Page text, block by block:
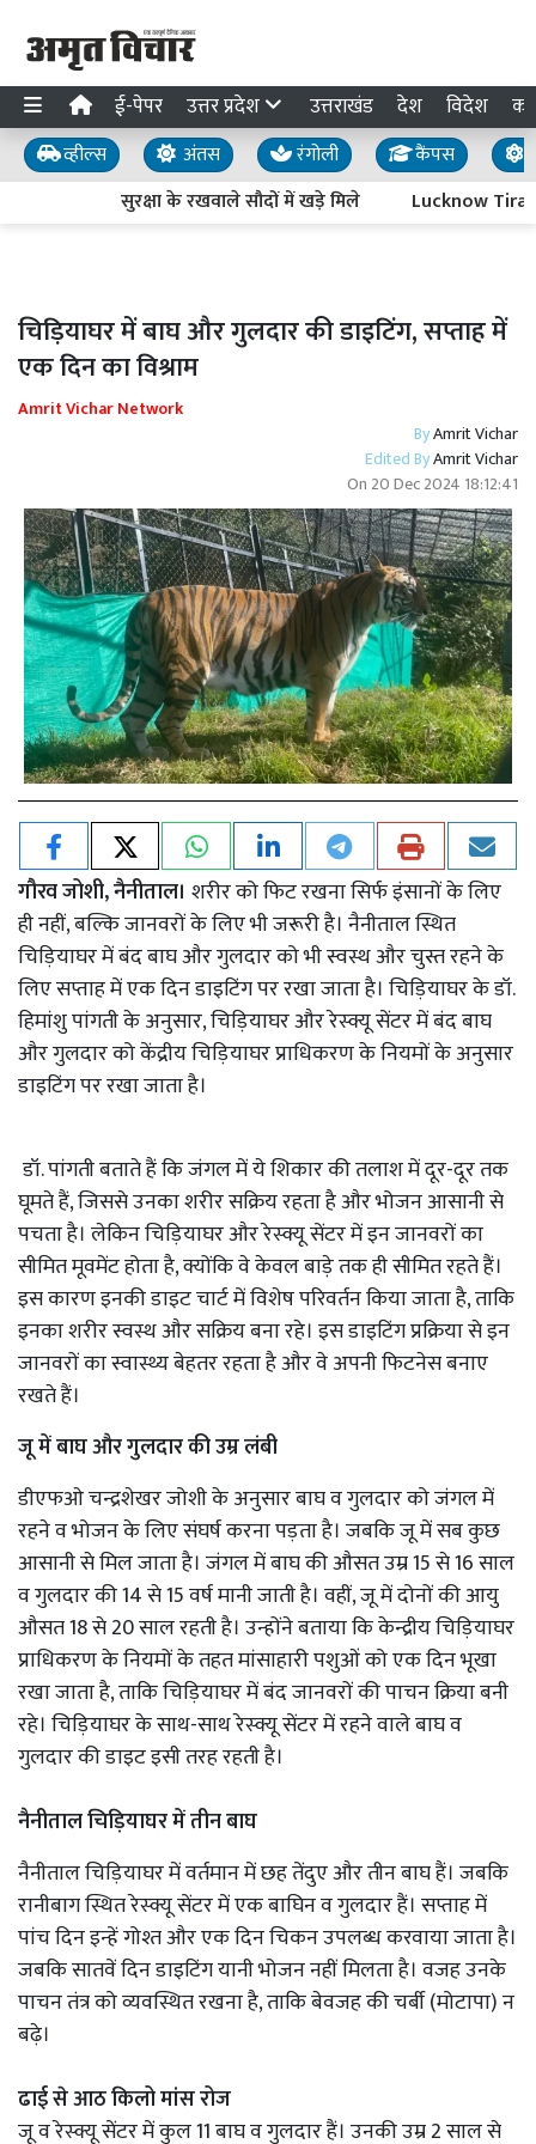
ई-पेपर उत्तर प्रदेश उत्तराखंड देश विदेश
व्हील्स अंतस रंगोली कैंपस
सुरक्षा के रखवाले सौदों में खड़े मिले
Lucknow
चिड़ियाघर में बाघ और गुलदार की डाइटिंग, सप्ताह में
एक दिन का विश्राम
Amrit Vichar Network
ByAmrit Vichar
Edited ByAmrit Vichar
On 20 Dec 2024 18:12:41
गौरव जोशी, नैनीताल। शरीर को फिट रखना सिर्फ इंसानों के लिए
ही नहीं, बल्कि जानवरों के लिए भी जरूरी है। नैनीताल स्थित
चिड़ियाघर में बंद बाघ और गुलदार को भी स्वस्थ और चुस्त रहने के
लिए सप्ताह में एक दिन डाइटिंग पर रखा जाता है। चिड़ियाघर के डॉ.
हिमांशु पांगती के अनुसार, चिड़ियाघर और रेस्क्यू सेंटर में बंद बाघ
और गुलदार को केंद्रीय चिड़ियाघर प्राधिकरण के नियमों के अनुसार
डाइटिंग पर रखा जाता है।
डॉ. पांगती बताते हैं कि जंगल में ये शिकार की तलाश में दूर-दूर तक
घूमते हैं, जिससे उनका शरीर सक्रिय रहता है और भोजन आसानी से
पचता है। लेकिन चिड़ियाघर और रेस्क्यू सेंटर में इन जानवरों का
सीमित मूवमेंट होता है, क्योंकि वे केवल बाड़े तक ही सीमित रहते हैं।
इस कारण इनकी डाइट चार्ट में विशेष परिवर्तन किया जाता है, ताकि
इनका शरीर स्वस्थ और सक्रिय बना रहे। इस डाइटिंग प्रक्रिया से इन
जानवरों का स्वास्थ्य बेहतर रहता है और वे अपनी फिटनेस बनाए
रखते हैं।
जू में बाघ और गुलदार की उम्र लंबी
डीएफओ चन्द्रशेखर जोशी के अनुसार बाघ व गुलदार को जंगल में
रहने व भोजन के लिए संघर्ष करना पड़ता है। जबकि जू में सब कुछ
आसानी से मिल जाता है। जंगल में बाघ की औसत उम्र 15 से 16 साल
व गुलदार की 14 से 15 वर्ष मानी जाती है। वहीं, जू में दोनों की आयु
औसत 18 से 20 साल रहती है। उन्होंने बताया कि केन्द्रीय चिड़ियाघर
प्राधिकरण के नियमों के तहत मांसाहारी पशुओं को एक दिन भूखा
रखा जाता है, ताकि चिड़ियाघर में बंद जानवरों की पाचन क्रिया बनी
रहे। चिड़ियाघर के साथ-साथ रेस्क्यू सेंटर में रहने वाले बाघ व
गुलदार की डाइट इसी तरह रहती है।
नैनीताल चिड़ियाघर में तीन बाघ
नैनीताल चिड़ियाघर में वर्तमान में छह तेंदुए और तीन बाघ हैं। जबकि
रानीबाग स्थित रेस्क्यू सेंटर में एक बाघिन व गुलदार हैं। सप्ताह में
पांच दिन इन्हें गोश्त और एक दिन चिकन उपलब्ध करवाया जाता है।
जबकि सातवें दिन डाइटिंग यानी भोजन नहीं मिलता है। वजह उनके
पाचन तंत्र को व्यवस्थित रखना है, ताकि बेवजह की चर्बी (मोटापा) न
बढ़े।
ढाई से आठ किलो मांस रोज
जू व रेस्क्यू सेंटर में कुल 11 बाघ व गुलदार हैं। उनकी उम्र 2 साल से